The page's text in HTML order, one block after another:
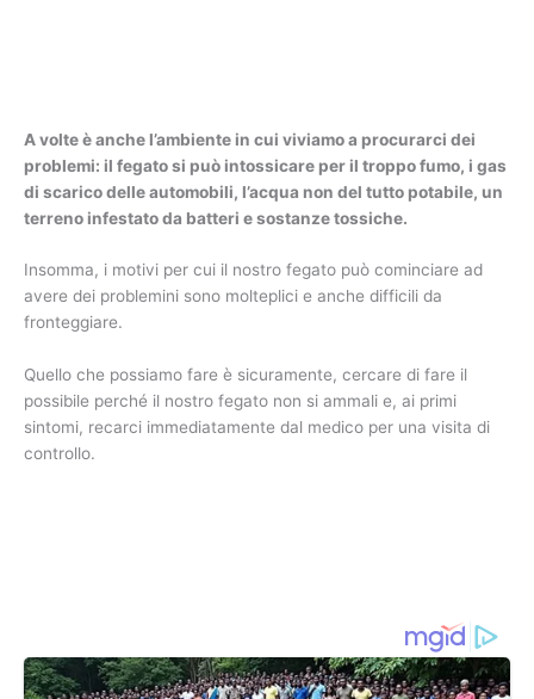
A volte è anche l’ambiente in cui viviamo a procurarci dei
problemi: il fegato si può intossicare per il troppo fumo, i gas
di scarico delle automobili, l’acqua non del tutto potabile, un
terreno infestato da batteri e sostanze tossiche.
Insomma, i motivi per cui il nostro fegato può cominciare ad
avere dei problemini sono molteplici e anche difficili da
fronteggiare.
Quello che possiamo fare è sicuramente, cercare di fare il
possibile perché il nostro fegato non si ammali e, ai primi
sintomi, recarci immediatamente dal medico per una visita di
controllo.